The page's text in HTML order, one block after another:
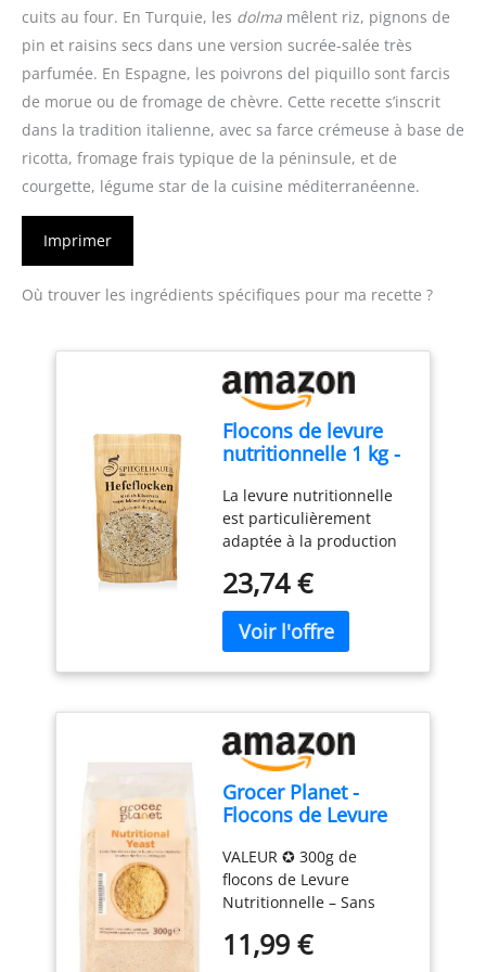
cuits au four. En Turquie, les dolma mêlent riz, pignons de
pin et raisins secs dans une version sucrée-salée très
parfumée. En Espagne, les poivrons del piquillo sont farcis
de morue ou de fromage de chèvre. Cette recette s’inscrit
dans la tradition italienne, avec sa farce crémeuse à base de
ricotta, fromage frais typique de la péninsule, et de
courgette, légume star de la cuisine méditerranéenne.
Imprimer
Où trouver les ingrédients spécifiques pour ma recette ?
Flocons de levure
nutritionnelle 1 kg -
Qualité Premium
La levure nutritionnelle
est particulièrement
adaptée à la production
sans gluten et végétalien
Nutritionnel : Les flocons
de levure sont
particulièrement riches
en protéines (46%) et les
nombreuses vitamines et
minéraux. Ces flocons ne
sont pas enrichis en
vitamines artificielles. à
cerevisiae
23,74 €
Grocer Planet -
Flocons de Levure
- Naturel
VALEUR ✪ 300g de
flocons de Levure
Nutritionnelle – Sans
fromage végétalien. Livré
11,99 €